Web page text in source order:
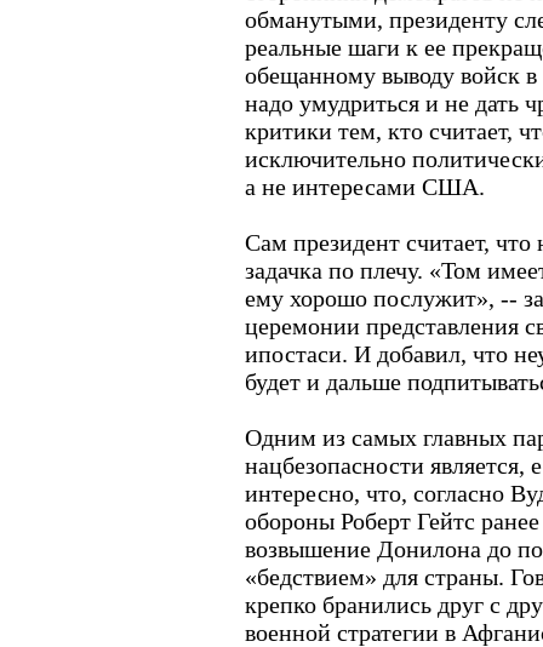
обманутыми, президенту
реальные шаги к ее
обещанному выводу войск
надо умудриться и не дать
критики тем, кто считает,
исключительно
а не интересами США.
Сам президент считает, что
задачка по плечу. «Том
ему хорошо послужит», --
церемонии представления
ипостаси. И добавил, что
будет и дальше
Одним из самых главных
нацбезопасности является,
интересно, что, согласно
обороны Роберт Гейтс
возвышение Донилона до
«бедствием» для страны.
крепко бранились друг с
военной стратегии в